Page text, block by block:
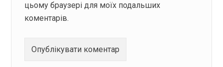
цьому браузері для моїх подальших
коментарів.